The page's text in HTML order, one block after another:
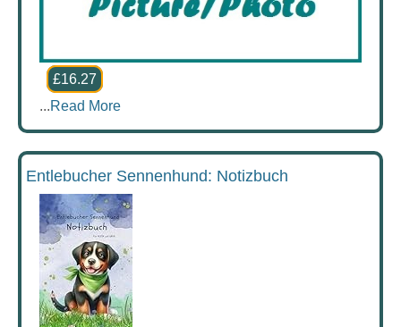
£16.27
...Read More
Entlebucher Sennenhund: Notizbuch